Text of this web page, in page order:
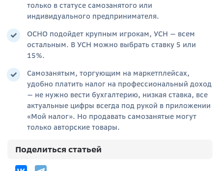
только в статусе самозанятого или
индивидуального предпринимателя.
ОСНО подойдет крупным игрокам, УСН — всем
остальным. В УСН можно выбрать ставку 5 или
15%.
Самозанятым, торгующим на маркетплейсах,
удобно платить налог на профессиональный доход
— не нужно вести бухгалтерию, низкая ставка, все
актуальные цифры всегда под рукой в приложении
«Мой налог». Но продавать самозанятые могут
только авторские товары.
Поделиться статьей